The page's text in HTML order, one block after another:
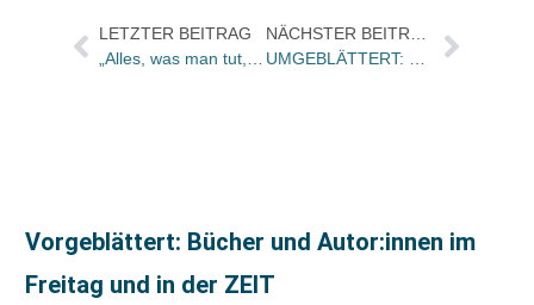
LETZTER BEITRAG
Vorgeblättert: Bücher und Autor:innen im
Freitag und in der ZEIT